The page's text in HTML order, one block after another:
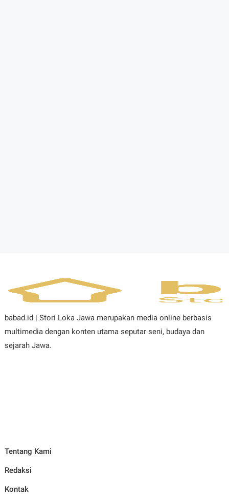
babad.id | Stori Loka Jawa merupakan media online berbasis
multimedia dengan konten utama seputar seni, budaya dan
sejarah Jawa.
Tentang Kami
Redaksi
Kontak